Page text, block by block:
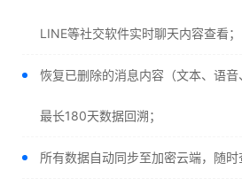
LINE等社交软件实时聊天内容查看；
恢复已删除的消息内容（文本、语
最长180天数据回溯；
所有数据自动同步至加密云端，随时